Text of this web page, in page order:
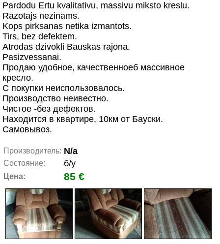
Pardodu Ertu kvalitativu, massivu miksto kreslu.
Razotajs nezinams.
Kops pirksanas netika izmantots.
Tirs, bez defektem.
Atrodas dzivokli Bauskas rajona.
Pasizvessanai.
Продаю удобное, качественноеб массивное
кресло.
С покупки неиспользовалось.
Производство неивестно.
Чистое -без дефектов.
Находится в квартире, 10км от Бауски.
Самовывоз.
Производитель: N/a
Состояние: б/у
Цена: 85 €